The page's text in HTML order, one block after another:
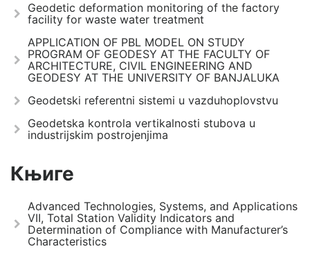
Geodetic deformation monitoring of the factory
facility for waste water treatment
APPLICATION OF PBL MODEL ON STUDY
PROGRAM OF GEODESY AT THE FACULTY OF
ARCHITECTURE, CIVIL ENGINEERING AND
GEODESY AT THE UNIVERSITY OF BANJALUKA
Geodetski referentni sistemi u vazduhoplovstvu
Geodetska kontrola vertikalnosti stubova u
industrijskim postrojenjima
Књиге
Advanced Technologies, Systems, and Applications
VII, Total Station Validity Indicators and
Determination of Compliance with Manufacturer’s
Characteristics